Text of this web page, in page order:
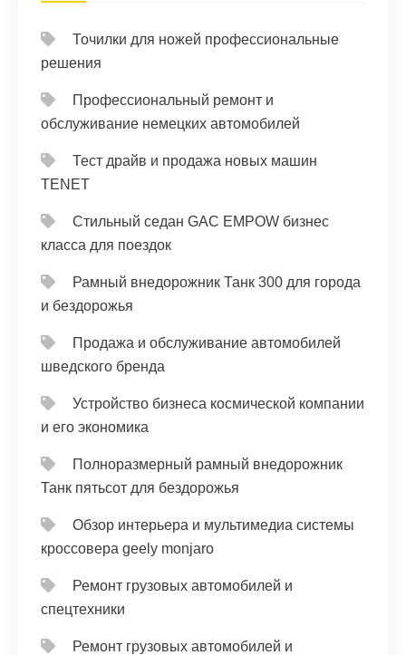
Точилки для ножей профессиональные
решения
Профессиональный ремонт и
обслуживание немецких автомобилей
Тест драйв и продажа новых машин
TENET
Стильный седан GAC EMPOW бизнес
класса для поездок
Рамный внедорожник Танк 300 для города
и бездорожья
Продажа и обслуживание автомобилей
шведского бренда
Устройство бизнеса космической компании
и его экономика
Полноразмерный рамный внедорожник
Танк пятьсот для бездорожья
Обзор интерьера и мультимедиа системы
кроссовера geely monjaro
Ремонт грузовых автомобилей и
спецтехники
Ремонт грузовых автомобилей и